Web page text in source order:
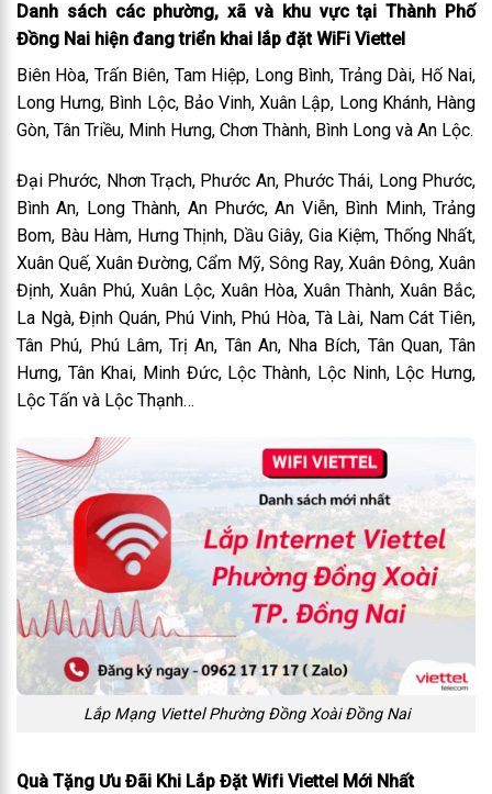
Danh sách các phường, xã và khu vực tại Thành Phố
Đồng Nai hiện đang triển khai lắp đặt WiFi Viettel
Biên Hòa, Trấn Biên, Tam Hiệp, Long Bình, Trảng Dài, Hố Nai,
Long Hưng, Bình Lộc, Bảo Vinh, Xuân Lập, Long Khánh, Hàng
Gòn, Tân Triều, Minh Hưng, Chơn Thành, Bình Long và An Lộc.
Đại Phước, Nhơn Trạch, Phước An, Phước Thái, Long Phước,
Bình An, Long Thành, An Phước, An Viễn, Bình Minh, Trảng
Bom, Bàu Hàm, Hưng Thịnh, Dầu Giây, Gia Kiệm, Thống Nhất,
Xuân Quế, Xuân Đường, Cẩm Mỹ, Sông Ray, Xuân Đông, Xuân
Định, Xuân Phú, Xuân Lộc, Xuân Hòa, Xuân Thành, Xuân Bắc,
La Ngà, Định Quán, Phú Vinh, Phú Hòa, Tà Lài, Nam Cát Tiên,
Tân Phú, Phú Lâm, Trị An, Tân An, Nha Bích, Tân Quan, Tân
Hưng, Tân Khai, Minh Đức, Lộc Thành, Lộc Ninh, Lộc Hưng,
Lộc Tấn và Lộc Thạnh…
Lắp Mạng Viettel Phường Đồng Xoài Đồng Nai
Quà Tặng Ưu Đãi Khi Lắp Đặt Wifi Viettel Mới Nhất